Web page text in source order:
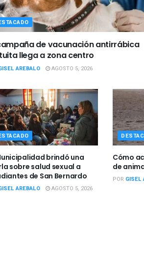
de vacunación antirrábica
llega a zona centro
AREBALO AGOSTO 5, 2026
brindó una
sobre salud sexual a
de San Bernardo
AREBALO AGOSTO 5, 2026
Cómo
de
POR GISEL